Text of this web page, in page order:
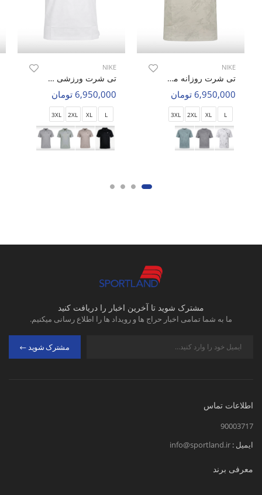
NIKE
تی شرت روزانه مردانه نایک Nike Storm Axis M
6,950,000 تومان
L
XL
2XL
3XL
NIKE
تی شرت ورزشی مردانه نایک Nike Alpha Motion M
6,950,000 تومان
L
XL
2XL
3XL
مشترک شوید تا آخرین اخبار را دریافت کنید
ما به شما تمامی اخبار حراج ها و رویداد ها را اطلاع رسانی میکنیم.
مشترک شوید
اطلاعات تماس
90003717
ایمیل : info@sportland.ir
معرفی برند